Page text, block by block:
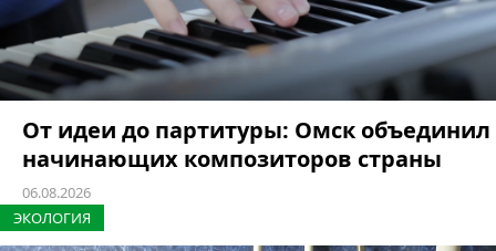
От идеи до партитуры: Омск объединил
начинающих композиторов страны
06.08.2026
ЭКОЛОГИЯ